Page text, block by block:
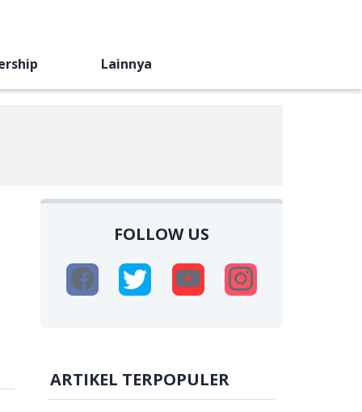
Lainnya
FOLLOW US
ARTIKEL TERPOPULER